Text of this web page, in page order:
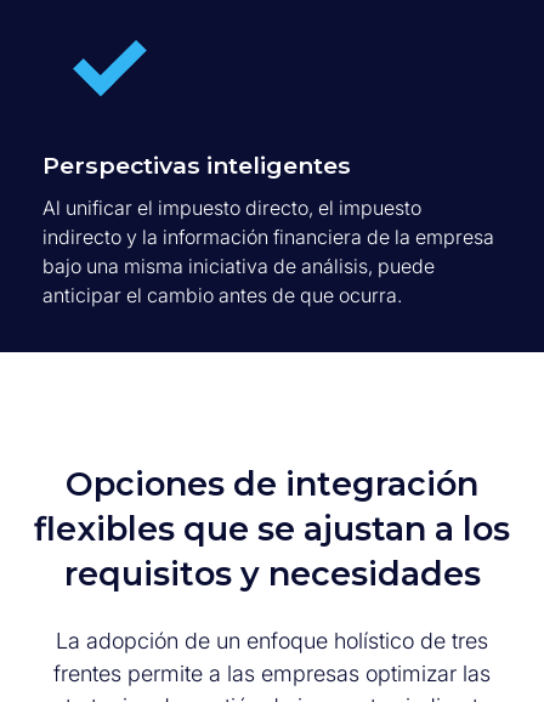
Perspectivas inteligentes
Al unificar el impuesto directo, el impuesto
indirecto y la información financiera de la empresa
bajo una misma iniciativa de análisis, puede
anticipar el cambio antes de que ocurra.
Opciones de integración
flexibles que se ajustan a los
requisitos y necesidades
La adopción de un enfoque holístico de tres
frentes permite a las empresas optimizar las